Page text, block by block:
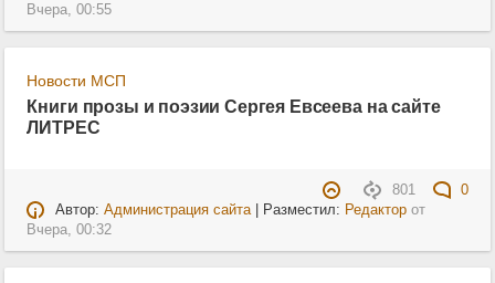
Вчера, 00:55
Новости МСП
Книги прозы и поэзии Сергея Евсеева на сайте
ЛИТРЕС
801
0
Автор: Администрация сайта| Разместил: Редакторот
Вчера, 00:32